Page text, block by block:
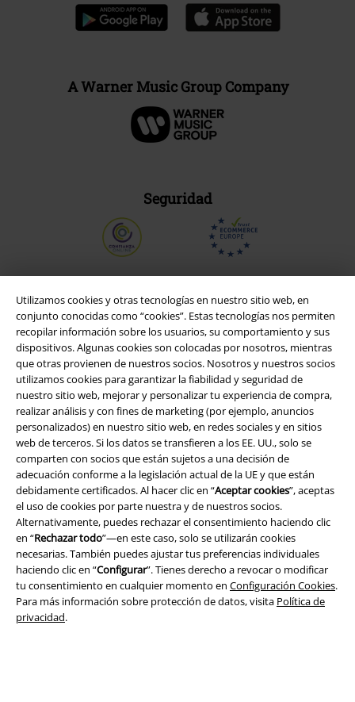
Utilizamos cookies y otras tecnologías en nuestro sitio web, en
conjunto conocidas como “cookies”. Estas tecnologías nos permiten
recopilar información sobre los usuarios, su comportamiento y sus
dispositivos. Algunas cookies son colocadas por nosotros, mientras
que otras provienen de nuestros socios. Nosotros y nuestros socios
utilizamos cookies para garantizar la fiabilidad y seguridad de
nuestro sitio web, mejorar y personalizar tu experiencia de compra,
realizar análisis y con fines de marketing (por ejemplo, anuncios
personalizados) en nuestro sitio web, en redes sociales y en sitios
web de terceros. Si los datos se transfieren a los EE. UU., solo se
comparten con socios que están sujetos a una decisión de
adecuación conforme a la legislación actual de la UE y que están
debidamente certificados. Al hacer clic en “Aceptar cookies”, aceptas
el uso de cookies por parte nuestra y de nuestros socios.
Alternativamente, puedes rechazar el consentimiento haciendo clic
en “Rechazar todo”—en este caso, solo se utilizarán cookies
necesarias. También puedes ajustar tus preferencias individuales
haciendo clic en “Configurar”. Tienes derecho a revocar o modificar
tu consentimiento en cualquier momento en Configuración Cookies.
Para más información sobre protección de datos, visita Política de
privacidad.
A Warner Music Group Company
Seguridad
Legal
Términos y Condiciones
Aviso Legal
Ley protección de datos
Eliminación de residuos y protección del medioambiente
Declaración de Conformidad